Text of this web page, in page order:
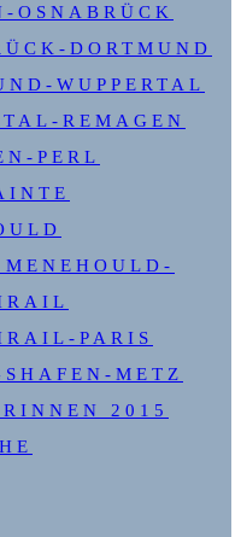
OSNABRÜCK
DORTMUND
WUPPERTAL
REMAGEN
PERL
PARIS
METZ
2015